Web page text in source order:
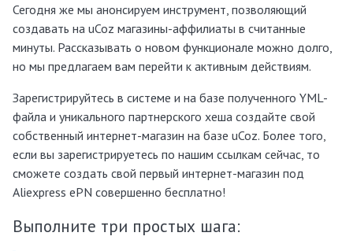
Сегодня же мы анонсируем инструмент, позволяющий
создавать на uCoz магазины-аффилиаты в считанные
минуты. Рассказывать о новом функционале можно долго,
но мы предлагаем вам перейти к активным действиям.
Зарегистрируйтесь в системе и на базе полученного YML-
файла и уникального партнерского хеша создайте свой
собственный интернет-магазин на базе uCoz. Более того,
если вы зарегистрируетесь по нашим ссылкам сейчас, то
сможете создать свой первый интернет-магазин под
Aliexpress ePN совершенно бесплатно!
Выполните три простых шага: